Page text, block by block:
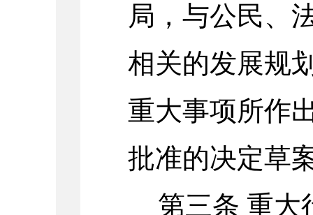
局，与公民、
相关的发展规
重大事项所作
批准的决定草
第三条 重大